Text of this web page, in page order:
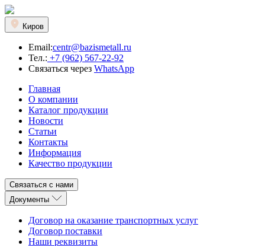
Киров
Email:centr@bazismetall.ru
Тел.: +7 (962) 567-22-92
Связаться через WhatsApp
Главная
О компании
Каталог продукции
Новости
Статьи
Контакты
Информация
Качество продукции
Связаться с нами
Документы
Договор на оказание транспортных услуг
Договор поставки
Наши реквизиты